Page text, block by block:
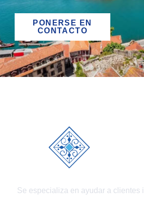
PONERSE EN
CONTACTO
Se especializa en ayudar a clientes